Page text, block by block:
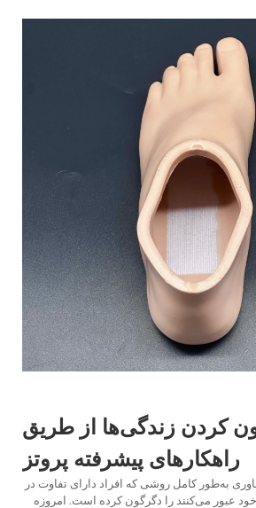
کردن زندگی‌ها از طریق
راهکارهای پیشرفته پروتز
به‌طور کامل روشی که افراد دارای تفاوت در
خود عبور می‌کنند را دگرگون کرده است. امروزه